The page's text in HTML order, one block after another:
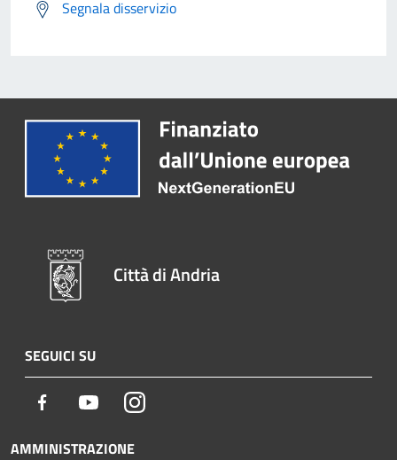
Segnala disservizio
Città di Andria
SEGUICI SU
Facebook YoutubeInstagram
AMMINISTRAZIONE